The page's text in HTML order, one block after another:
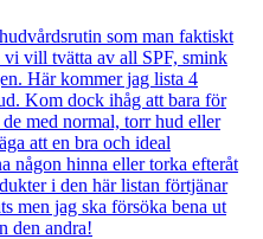
som man faktiskt
vill tvätta av all SPF, smink
Här kommer jag lista 4
Kom dock ihåg att bara för
med normal, torr hud eller
att en bra och ideal
någon hinna eller torka efteråt
i den här listan förtjänar
men jag ska försöka bena ut
den andra!